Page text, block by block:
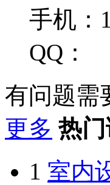
手机：
QQ：
有问题需
更多 热
1 室内